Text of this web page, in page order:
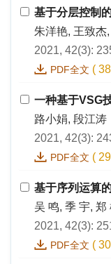
基于分层控制
朱洋艳, 王致杰
2021, 42(3):
PDF全文 (
一种基于VSG
路小娟, 段江涛
2021, 42(3):
PDF全文 (
基于序列运算
吴 鸣, 季 宇, 郑
2021, 42(3):
PDF全文 (